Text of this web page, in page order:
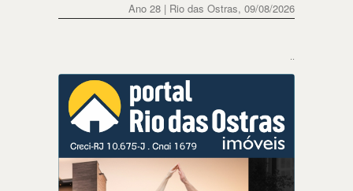
Ano 28 | Rio das Ostras, 09/08/2026
..